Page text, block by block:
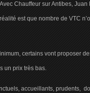
Chauffeur sur Antibes,
est que nombre de VTC
certains vont proposer
un prix très bas.
accueillants, prudents,